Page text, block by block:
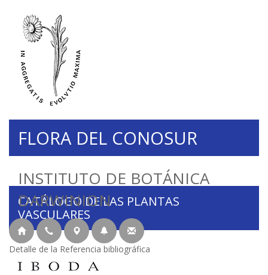
INSTITUTO DE BOTÁNICA
DARWINION
FLORA DEL CONOSUR
CATÁLOGO DE LAS PLANTAS
VASCULARES
Detalle de la Referencia bibliográfica